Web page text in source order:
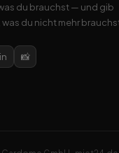
du brauchst — und gib
was du nicht mehr
in 📸